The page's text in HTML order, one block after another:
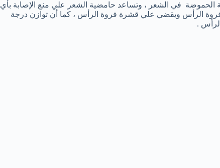
الحموضة في الشعر ، وتساعد حامضية الشعر علي منع الإصابة بأي
فروة الرأس ويقضي علي قشرة فروة الرأس ، كما أن توازن درجة
.